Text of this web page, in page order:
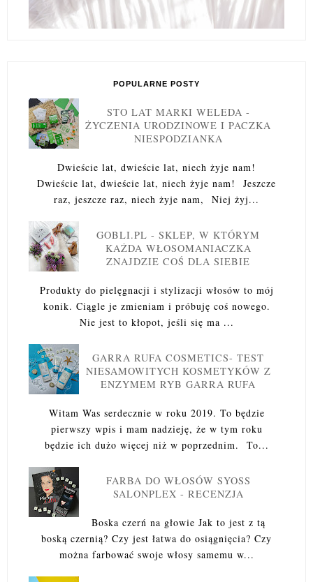
POPULARNE POSTY
STO LAT MARKI WELEDA -
ŻYCZENIA URODZINOWE I PACZKA
NIESPODZIANKA
Dwieście lat, dwieście lat, niech żyje nam!
Dwieście lat, dwieście lat, niech żyje nam! Jeszcze
raz, jeszcze raz, niech żyje nam, Niej żyj...
GOBLI.PL - SKLEP, W KTÓRYM
KAŻDA WŁOSOMANIACZKA
ZNAJDZIE COŚ DLA SIEBIE
Produkty do pielęgnacji i stylizacji włosów to mój
konik. Ciągle je zmieniam i próbuję coś nowego.
Nie jest to kłopot, jeśli się ma ...
GARRA RUFA COSMETICS- TEST
NIESAMOWITYCH KOSMETYKÓW Z
ENZYMEM RYB GARRA RUFA
Witam Was serdecznie w roku 2019. To będzie
pierwszy wpis i mam nadzieję, że w tym roku
będzie ich dużo więcej niż w poprzednim. To...
FARBA DO WŁOSÓW SYOSS
SALONPLEX - RECENZJA
Boska czerń na głowie Jak to jest z tą
boską czernią? Czy jest łatwa do osiągnięcia? Czy
można farbować swoje włosy samemu w...